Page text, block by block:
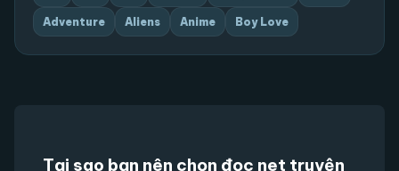
Adventure Aliens Anime Boy Love
Tại sao bạn nên chọn đọc net truyện